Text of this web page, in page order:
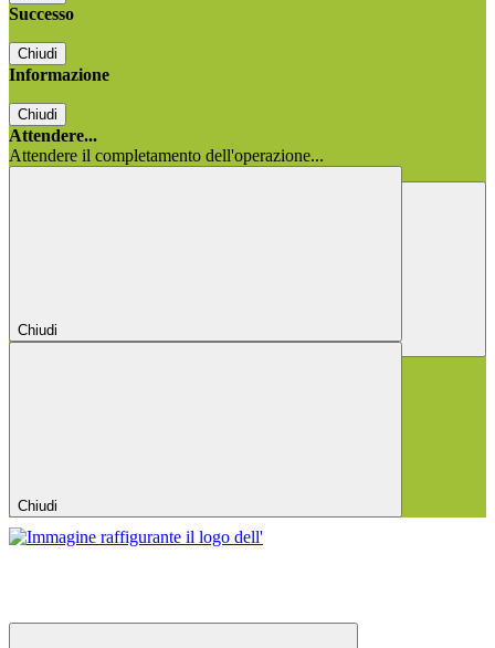
Successo
Chiudi
Informazione
Chiudi
Attendere...
Attendere il completamento dell'operazione...
Chiudi
Chiudi